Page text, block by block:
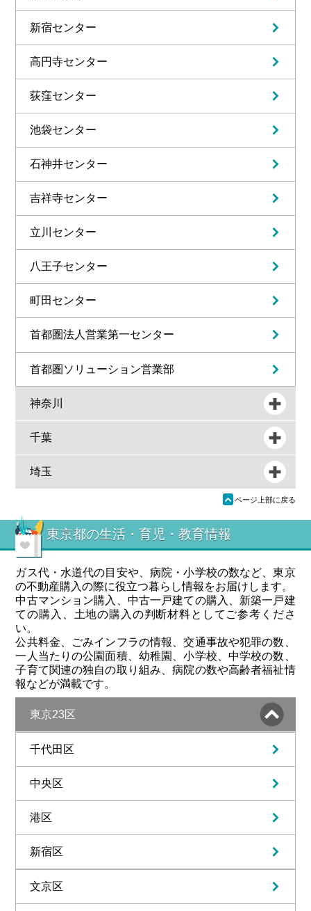
新宿センター
高円寺センター
荻窪センター
池袋センター
石神井センター
吉祥寺センター
立川センター
八王子センター
町田センター
首都圏法人営業第一センター
首都圏ソリューション営業部
神奈川
千葉
埼玉
ü ページ上部に戻る
東京都の生活・育児・教育情報
ガス代・水道代の目安や、病院・小学校の数など、東京
の不動産購入の際に役立つ暮らし情報をお届けします。
中古マンション購入、中古一戸建ての購入、新築一戸建
ての購入、土地の購入の判断材料としてご参考くださ
い。
公共料金、ごみインフラの情報、交通事故や犯罪の数、
一人当たりの公園面積、幼稚園、小学校、中学校の数、
子育て関連の独自の取り組み、病院の数や高齢者福祉情
報などが満載です。
東京23区
千代田区
中央区
港区
新宿区
文京区